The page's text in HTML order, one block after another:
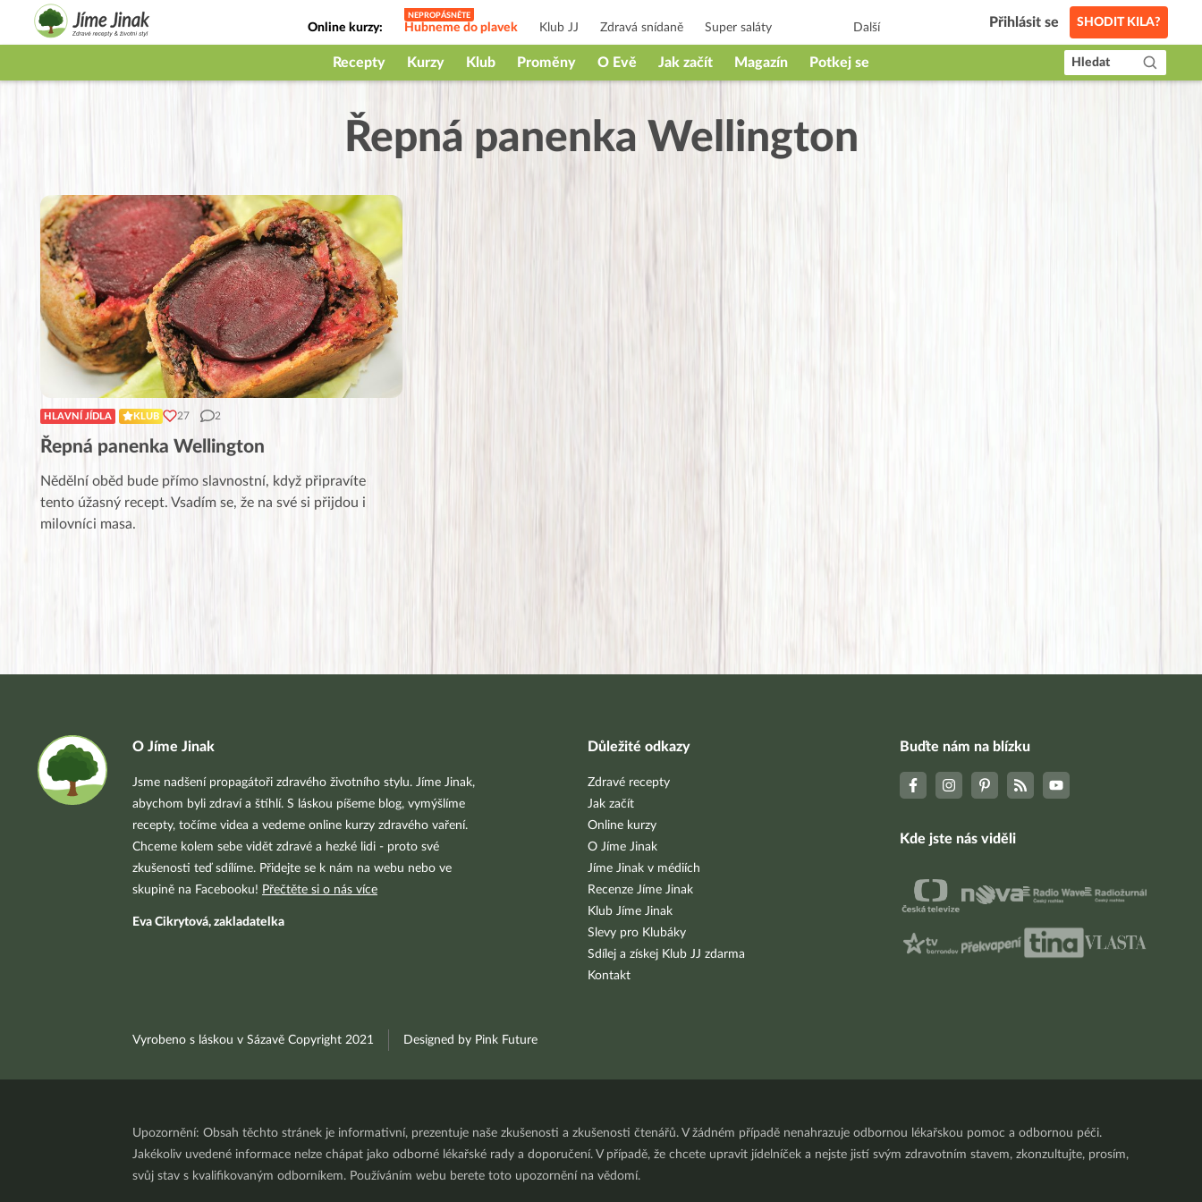
Online kurzy: Hubneme do plavek Klub JJ Zdravá snídaně Super saláty
Jak na babičky
Další Přihlásit se SHODIT KILA?
Recepty Kurzy Klub Proměny O Evě Jak začít Magazín Potkej se Hledat
Řepná panenka Wellington
HLAVNÍ JÍDLA KLUB 27 2
Řepná panenka Wellington
Nědělní oběd bude přímo slavnostní, když připravíte
tento úžasný recept. Vsadím se, že na své si přijdou i
milovníci masa.
O Jíme Jinak
Jsme nadšení propagátoři zdravého životního stylu. Jíme Jinak,
abychom byli zdraví a štíhlí. S láskou píšeme blog, vymýšlíme
recepty, točíme videa a vedeme online kurzy zdravého vaření.
Chceme kolem sebe vidět zdravé a hezké lidi - proto své
zkušenosti teď sdílíme. Přidejte se k nám na webu nebo ve
skupině na Facebooku! Přečtěte si o nás více
Eva Cikrytová, zakladatelka
Důležité odkazy
Zdravé recepty
Jak začít
Online kurzy
O Jíme Jinak
Jíme Jinak v médiích
Recenze Jíme Jinak
Klub Jíme Jinak
Slevy pro Klubáky
Sdílej a získej Klub JJ zdarma
Kontakt
Buďte nám na blízku
Kde jste nás viděli
Vyrobeno s láskou v Sázavě Copyright 2021 Designed by Pink Future
Upozornění: Obsah těchto stránek je informativní, prezentuje naše zkušenosti a zkušenosti čtenářů. V žádném případě nenahrazuje odbornou lékařskou pomoc a odbornou péči.
Jakékoliv uvedené informace nelze chápat jako odborné lékařské rady a doporučení. V případě, že chcete upravit jídelníček a nejste jistí svým zdravotním stavem, zkonzultujte, prosím,
svůj stav s kvalifikovaným odborníkem. Používáním webu berete toto upozornění na vědomí.